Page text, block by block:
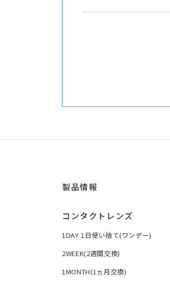
製品情報
コンタクトレンズ
1DAY 1日使い捨て(ワンデー)
2WEEK(2週間交換)
1MONTH(1ヵ月交換)